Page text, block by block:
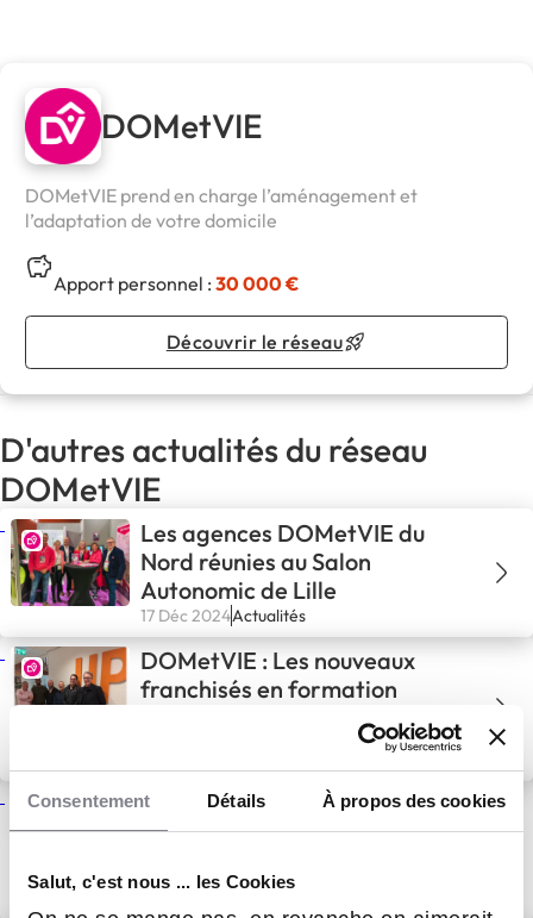
Consentement Détails À propos des cookies
Salut, c'est nous ... les Cookies
DOMetVIE
DOMetVIE prend en charge l’aménagement et
l’adaptation de votre domicile
Apport personnel :30 000 €
Découvrir le réseau
D'autres actualités du réseau
DOMetVIE
Les agences DOMetVIE du
Nord réunies au Salon
Autonomic de Lille
17 Déc 2024Actualités
DOMetVIE : Les nouveaux
franchisés en formation
DOMetVIE – Nouveau
partenariat avec Horus
son réseau !